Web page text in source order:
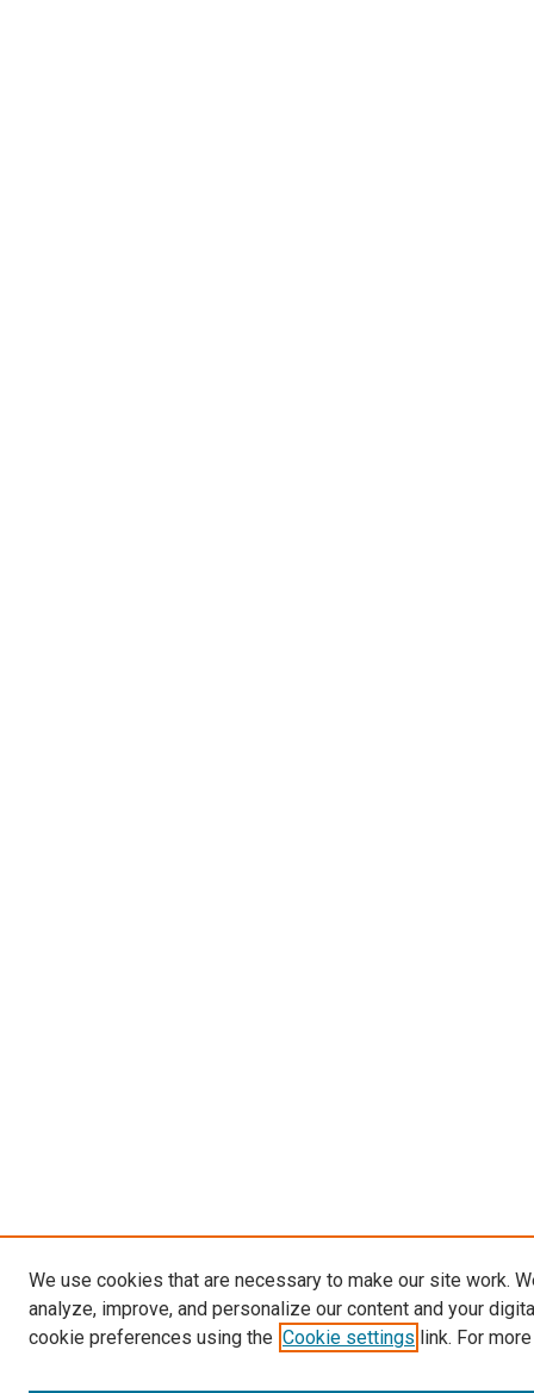
We use cookies that are necessary to make our site work.
analyze, improve, and personalize our content and your
cookie preferences using the Cookie settings link. For